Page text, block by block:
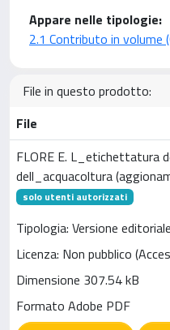
Appare nelle tipologie:
2.1 Contributo in volume
File in questo prodotto:
File
FLORE E. L_etichettatura
dell_acquacoltura
solo utenti autorizzati
Tipologia: Versione
Licenza: Non pubblico
Dimensione 307.54 kB
Formato Adobe PDF